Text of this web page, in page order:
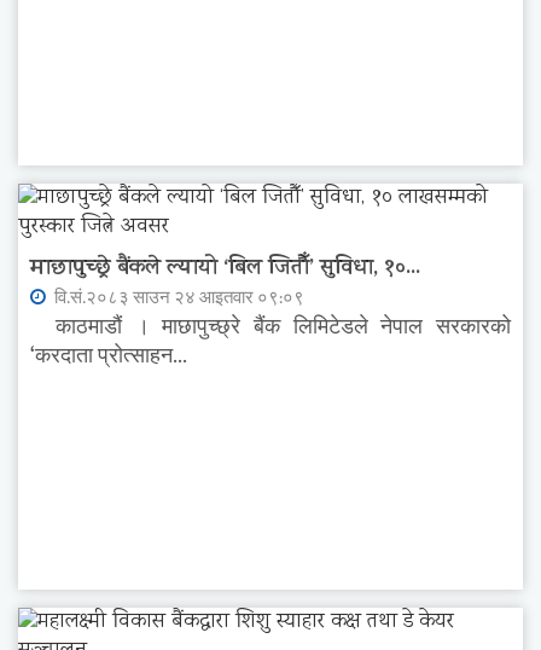
माछापुच्छ्रे बैंकले ल्यायो ‘बिल जितौँ’ सुविधा, १०...
वि.सं.२०८३ साउन २४ आइतवार ०९:०९
काठमाडौं । माछापुच्छ्रे बैंक लिमिटेडले नेपाल सरकारको
‘करदाता प्रोत्साहन...